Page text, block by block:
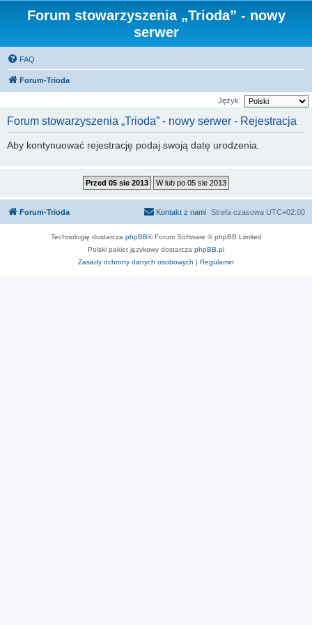
Forum stowarzyszenia „Trioda” - nowy
serwer
FAQ
Forum-Trioda
Język:
Forum stowarzyszenia „Trioda” - nowy serwer - Rejestracja
Aby kontynuować rejestrację podaj swoją datę urodzenia.
Forum-Trioda Strefa czasowa UTC+02:00
Kontakt z nami
Technologię dostarcza phpBB® Forum Software © phpBB Limited
Polski pakiet językowy dostarcza phpBB.pl
Zasady ochrony danych osobowych
Regulamin